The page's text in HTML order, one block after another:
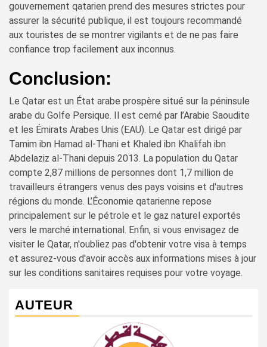
gouvernement qatarien prend des mesures strictes pour
assurer la sécurité publique, il est toujours recommandé
aux touristes de se montrer vigilants et de ne pas faire
confiance trop facilement aux inconnus.
Conclusion:
Le Qatar est un État arabe prospère situé sur la péninsule
arabe du Golfe Persique. Il est cerné par l’Arabie Saoudite
et les Émirats Arabes Unis (EAU). Le Qatar est dirigé par
Tamim ibn Hamad al-Thani et Khaled ibn Khalifah ibn
Abdelaziz al-Thani depuis 2013. La population du Qatar
compte 2,87 millions de personnes dont 1,7 million de
travailleurs étrangers venus des pays voisins et d'autres
régions du monde. L’Économie qatarienne repose
principalement sur le pétrole et le gaz naturel exportés
vers le marché international. Enfin, si vous envisagez de
visiter le Qatar, n'oubliez pas d'obtenir votre visa à temps
et assurez-vous d'avoir accès aux informations mises à jour
sur les conditions sanitaires requises pour votre voyage.
AUTEUR